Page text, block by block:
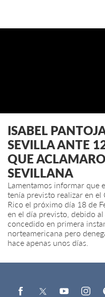
ISABEL
SEVILLA ANTE
QUE
SEVILLANA
Lamentamos informar que
tenía previsto realizar en el
Rico el próximo día 18 de
en el día previsto, debido
concedido en primera
norteamericana pero
hace apenas unos días.